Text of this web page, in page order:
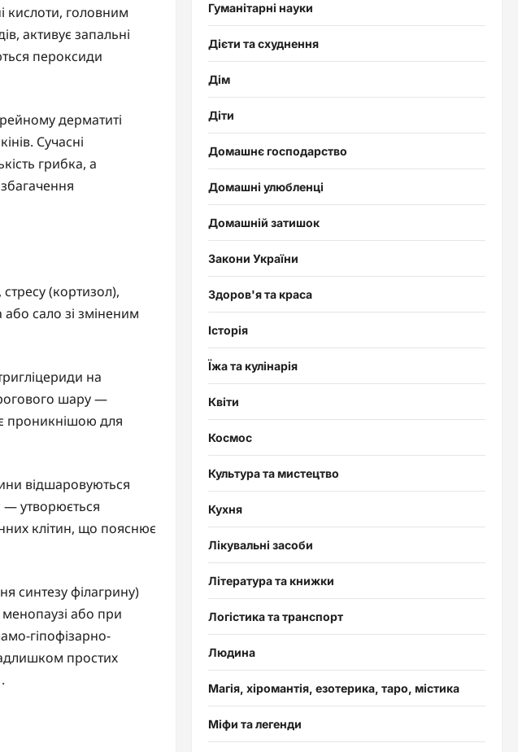
кислоти, головним
активує запальні
пероксиди
дерматиті
Сучасні
грибка, а
(кортизол),
або сало зі зміненим
на
шару —
проникнішою для
відшаровуються
утворюється
клітин, що пояснює
синтезу філагрину)
або при
гіпофізарно-
простих
Гуманітарні науки
Дієти та схуднення
Дім
Діти
Домашнє господарство
Домашні улюбленці
Домашній затишок
Закони України
Здоров'я та краса
Історія
Їжа та кулінарія
Квіти
Космос
Культура та мистецтво
Кухня
Лікувальні засоби
Література та книжки
Логістика та транспорт
Людина
Магія, хіромантія, езотерика, таро, містика
Міфи та легенди